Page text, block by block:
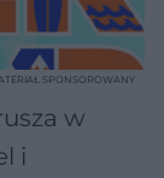
w
i
SPONSOROWANY